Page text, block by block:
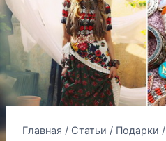
Главная / Статьи / Подарки /